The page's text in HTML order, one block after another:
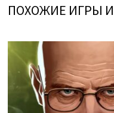
ПОХОЖИЕ ИГРЫ